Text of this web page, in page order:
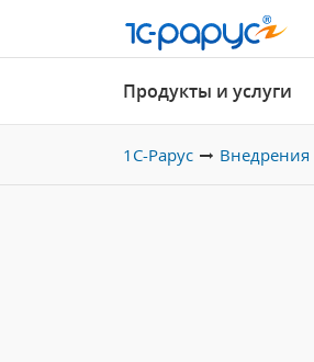
Продукты и услуги
1С-Рарус Внедрения